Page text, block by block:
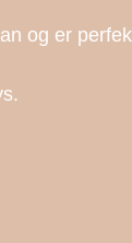
og er